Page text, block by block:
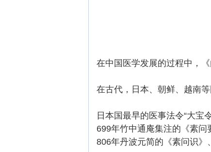
在中国医学发展的过程中，
在古代，日本、朝鲜、越南
日本国最早的医事法令“大宝
699年竹中通庵集注的《素
806年丹波元简的《素问识》